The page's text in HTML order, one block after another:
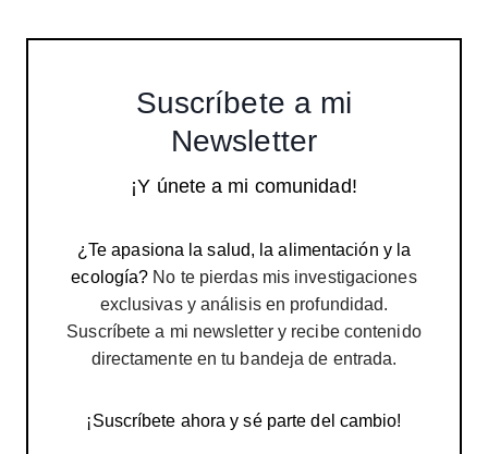
Suscríbete a mi
Newsletter
¡Y únete a mi comunidad!
¿Te apasiona la salud, la alimentación y la
ecología? No te pierdas mis investigaciones
exclusivas y análisis en profundidad.
Suscríbete a mi newsletter y recibe contenido
directamente en tu bandeja de entrada.
¡Suscríbete ahora y sé parte del cambio!